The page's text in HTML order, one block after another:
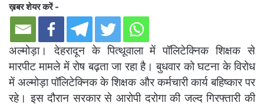
ख़बर शेयर करें -
अल्मोड़ा। देहरादून के पित्थूवाला में पॉलिटेक्निक शिक्षक से
मारपीट मामले में रोष बढ़ता जा रहा है। बुधवार को घटना के विरोध
में अल्मोड़ा पॉलिटेक्निक के शिक्षक और कर्मचारी कार्य बहिष्कार पर
रहे। इस दौरान सरकार से आरोपी दरोगा की जल्द गिरफ्तारी की